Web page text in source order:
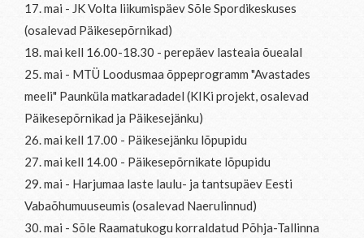
17. mai - JK Volta liikumispäev Sõle Spordikeskuses
(osalevad Päikesepõrnikad)
18. mai kell 16.00-18.30 - perepäev lasteaia õuealal
25. mai - MTÜ Loodusmaa õppeprogramm "Avastades
meeli" Paunküla matkaradadel (KIKi projekt, osalevad
Päikesepõrnikad ja Päikesejänku)
26. mai kell 17.00 - Päikesejänku lõpupidu
27. mai kell 14.00 - Päikesepõrnikate lõpupidu
29. mai - Harjumaa laste laulu- ja tantsupäev Eesti
Vabaõhumuuseumis (osalevad Naerulinnud)
30. mai - Sõle Raamatukogu korraldatud Põhja-Tallinna